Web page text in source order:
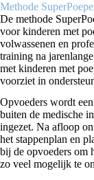
Methode
De methode
voor kinderen met
volwassenen en
training na
met kinderen met
voorziet in
Opvoeders wordt
buiten de medische
ingezet. Na afloop
het stappenplan en
bij de opvoeders om
zo veel mogelijk te